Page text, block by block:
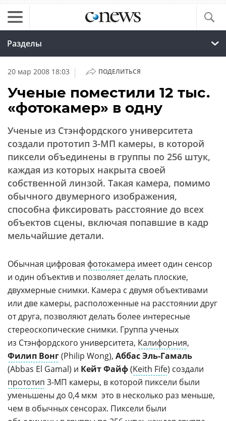
Разделы
20 мар 2008 18:03 | ПОДЕЛИТЬСЯ
Ученые поместили 12 тыс.
«фотокамер» в одну
Ученые из Стэнфордского университета
создали прототип 3-МП камеры, в которой
пиксели объединены в группы по 256 штук,
каждая из которых накрыта своей
собственной линзой. Такая камера, помимо
обычного двумерного изображения,
способна фиксировать расстояние до всех
объектов сцены, включая попавшие в кадр
мельчайшие детали.
Обычная цифровая фотокамера имеет один сенсор
и один объектив и позволяет делать плоские,
двухмерные снимки. Камера с двумя объективами
или две камеры, расположенные на расстоянии друг
от друга, позволяют делать более интересные
стереоскопические снимки. Группа ученых
из Стэнфордского университета, Калифорния,
Филип Вонг(Philip Wong), АббасЭль-Гамаль
(Abbas El Gamal) и Кейт Файф(Keith Fife) создали
прототип 3-МП камеры, в которой пиксели были
уменьшены до 0,4 мкм  это в несколько раз меньше,
чем в обычных сенсорах. Пиксели были